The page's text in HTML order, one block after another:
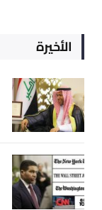
الأخيرة